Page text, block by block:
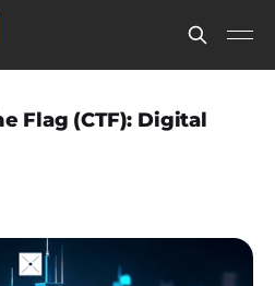
Flag (CTF): Digital